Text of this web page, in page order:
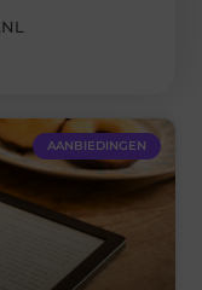
AANBIEDINGEN